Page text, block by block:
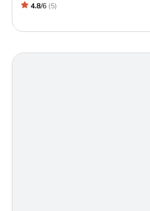
4.8/6 (5)